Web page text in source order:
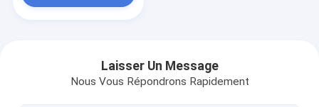
Laisser Un Message
Nous Vous Répondrons Rapidement